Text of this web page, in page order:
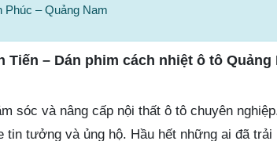
Phúc – Quảng Nam
Tiến – Dán phim cách nhiệt ô tô Quảng
sóc và nâng cấp nội thất ô tô chuyên
tưởng và ủng hộ. Hầu hết những ai đã trải